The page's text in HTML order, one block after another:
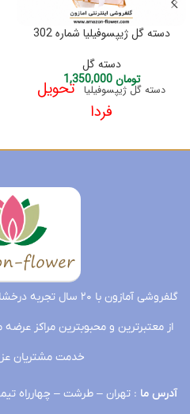
دسته گل ژیپسوفیلیا شماره 302
دسته گل
تومان1,350,000
دسته گل ژیپسوفیلیا تحویل
فردا
گلفروشی آمازون با ۲۰
از معتبرترین و محبوبترین مراکز
خدمت مشتریان
آدرس ما